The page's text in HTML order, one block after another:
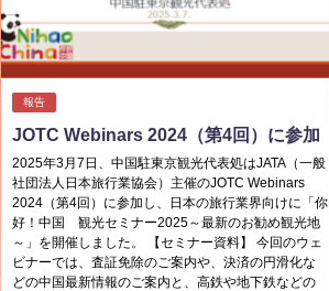
報告
JOTC Webinars 2024（第4回）に参加
2025年3月7日、中国駐東京観光代表処はJATA（一般
社団法人日本旅行業協会）主催のJOTC Webinars
2024（第4回）に参加し、日本の旅行業界向けに「你
好！中国 観光セミナー2025～最新のお勧め観光地
～」を開催しました。 【セミナー資料】 今回のウェ
ビナーでは、査証免除のご案内や、決済の円滑化な
どの中国最新情報のご案内と、高鉄や地下鉄などの